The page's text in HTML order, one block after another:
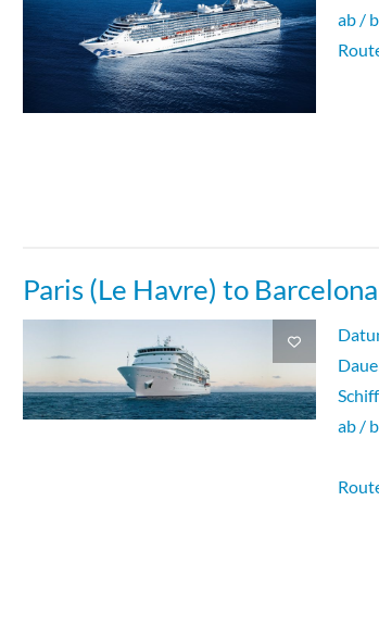
ab /
Paris (Le Havre) to Barcelona
Schiff
ab /